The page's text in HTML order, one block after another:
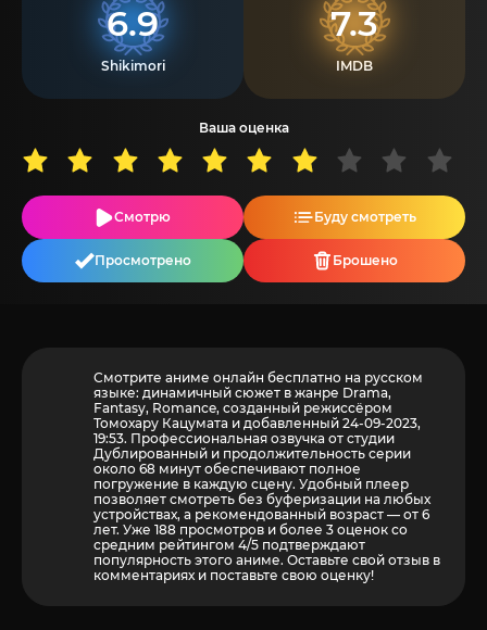
6.9
Shikimori
7.3
IMDB
Ваша оценка
Смотрю Буду смотреть
Просмотрено Брошено
Смотрите аниме онлайн бесплатно на русском
языке: динамичный сюжет в жанре Drama,
Fantasy, Romance, созданный режиссёром
Томохару Кацумата и добавленный 24-09-2023,
19:53. Профессиональная озвучка от студии
Дублированный и продолжительность серии
около 68 минут обеспечивают полное
погружение в каждую сцену. Удобный плеер
позволяет смотреть без буферизации на любых
устройствах, а рекомендованный возраст — от 6
лет. Уже 188 просмотров и более 3 оценок со
средним рейтингом 4/5 подтверждают
популярность этого аниме. Оставьте свой отзыв в
комментариях и поставьте свою оценку!